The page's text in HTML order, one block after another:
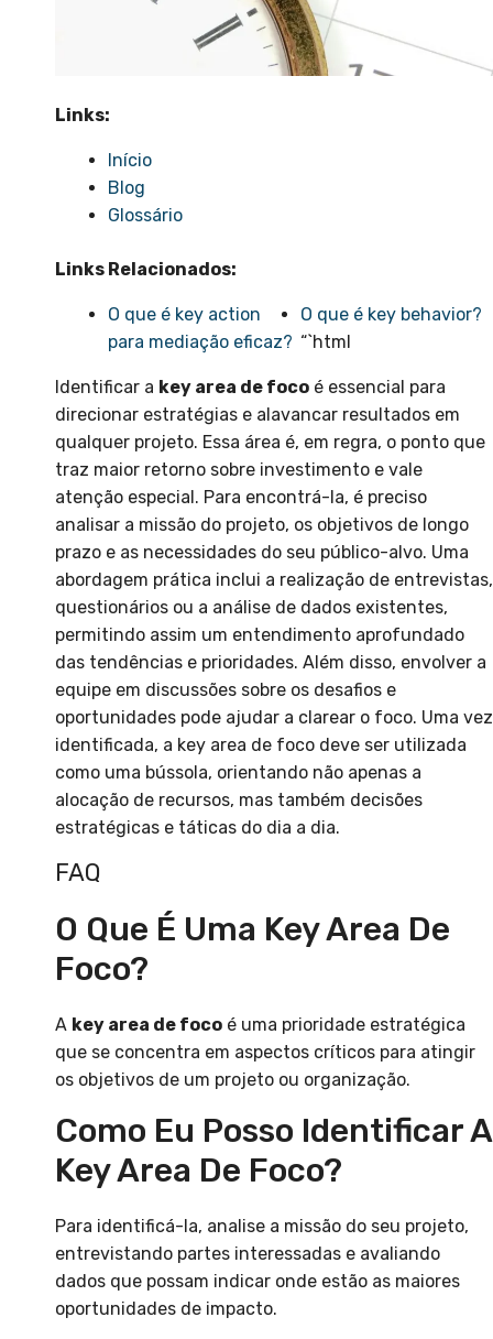
Links:
Início
Blog
Glossário
Links Relacionados:
O que é key action
para mediação eficaz?
O que é key behavior?
“`html
Identificar a key area de foco é essencial para
direcionar estratégias e alavancar resultados em
qualquer projeto. Essa área é, em regra, o ponto que
traz maior retorno sobre investimento e vale
atenção especial. Para encontrá-la, é preciso
analisar a missão do projeto, os objetivos de longo
prazo e as necessidades do seu público-alvo. Uma
abordagem prática inclui a realização de entrevistas,
questionários ou a análise de dados existentes,
permitindo assim um entendimento aprofundado
das tendências e prioridades. Além disso, envolver a
equipe em discussões sobre os desafios e
oportunidades pode ajudar a clarear o foco. Uma vez
identificada, a key area de foco deve ser utilizada
como uma bússola, orientando não apenas a
alocação de recursos, mas também decisões
estratégicas e táticas do dia a dia.
FAQ
O Que É Uma Key Area De
Foco?
A key area de foco é uma prioridade estratégica
que se concentra em aspectos críticos para atingir
os objetivos de um projeto ou organização.
Como Eu Posso Identificar A
Key Area De Foco?
Para identificá-la, analise a missão do seu projeto,
entrevistando partes interessadas e avaliando
dados que possam indicar onde estão as maiores
oportunidades de impacto.